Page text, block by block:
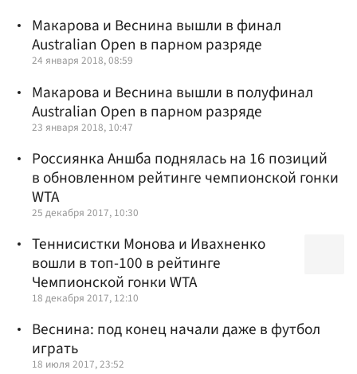
Макарова и Веснина вышли в финал
Australian Open в парном разряде
24 января 2018, 08:59
Макарова и Веснина вышли в полуфинал
Australian Open в парном разряде
23 января 2018, 10:47
Россиянка Аншба поднялась на 16 позиций
в обновленном рейтинге чемпионской гонки
WTA
25 декабря 2017, 10:30
Теннисистки Монова и Ивахненко
вошли в топ-100 в рейтинге
Чемпионской гонки WTA
18 декабря 2017, 12:10
Веснина: под конец начали даже в футбол
играть
18 июля 2017, 23:52